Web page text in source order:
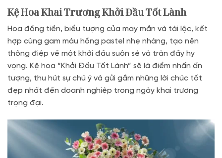
Kệ Hoa Khai Trương Khởi Đầu Tốt Lành
Hoa đồng tiền, biểu tượng của may mắn và tài lộc, kết
hợp cùng gam màu hồng pastel nhẹ nhàng, tạo nên
thông điệp về một khởi đầu suôn sẻ và tràn đầy hy
vọng. Kệ hoa “Khởi Đầu Tốt Lành” sẽ là điểm nhấn ấn
tượng, thu hút sự chú ý và gửi gắm những lời chúc tốt
đẹp nhất đến doanh nghiệp trong ngày khai trương
trọng đại.